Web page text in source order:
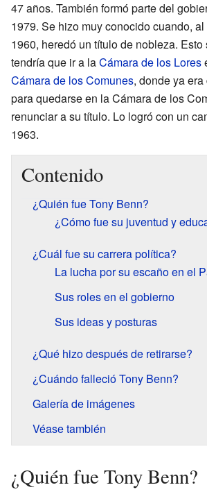
47 años. También formó parte del
1979. Se hizo muy conocido cuando,
1960, heredó un título de nobleza.
tendría que ir a laCámara de los Lores
Cámara de los Comunes, donde ya
para quedarse en la Cámara de los
renunciar a su título. Lo logró con un
1963.
Contenido
¿Quién fue Tony Benn?
¿Cómo fue su juventud y
¿Cuál fue su carrera política?
La lucha por su escaño en el
Sus roles en el gobierno
Sus ideas y posturas
¿Qué hizo después de retirarse?
¿Cuándo falleció Tony Benn?
Galería de imágenes
Véase también
¿Quién fue Tony Benn?